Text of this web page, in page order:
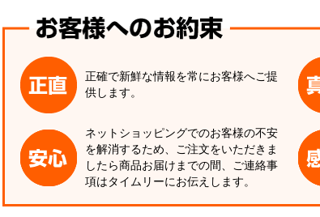
正確で新鮮な情報を常にお客様へご提
供します。
ネットショッピングでのお客様の不安
を解消するため、ご注文をいただきま
したら商品お届けまでの間、ご連絡事
項はタイムリーにお伝えします。